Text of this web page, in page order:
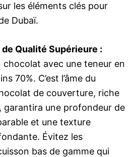
les éléments clés pour
Dubaï.
Qualité Supérieure :
chocolat avec une teneur en
70%. C’est l’âme du
de couverture, riche
garantira une profondeur de
et une texture
Évitez les
bas de gamme qui